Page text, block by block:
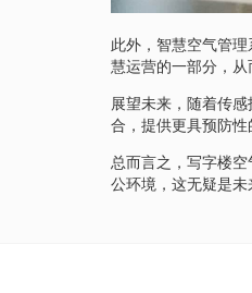
此外，智慧空气管
慧运营的一部分，从
展望未来，随着传
合，提供更具预防性
总而言之，写字楼
公环境，这无疑是未